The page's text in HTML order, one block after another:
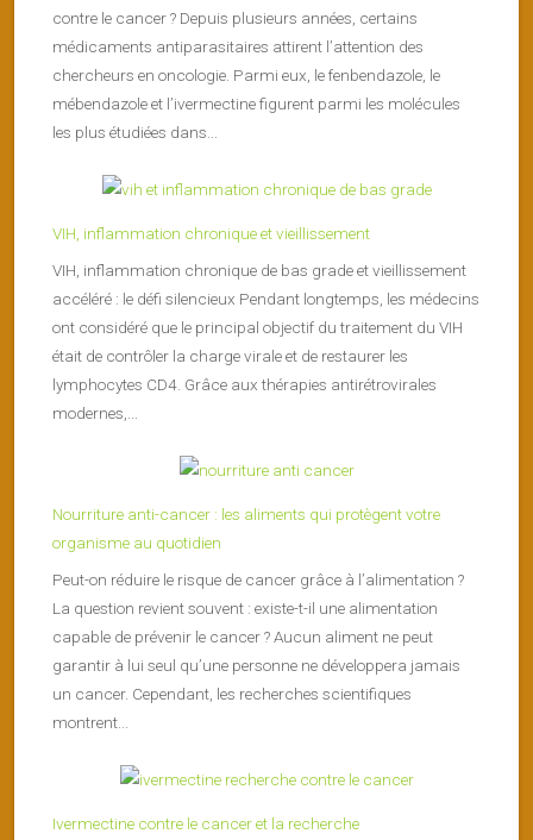
contre le cancer ? Depuis plusieurs années, certains
médicaments antiparasitaires attirent l’attention des
chercheurs en oncologie. Parmi eux, le fenbendazole, le
mébendazole et l’ivermectine figurent parmi les molécules
les plus étudiées dans...
VIH, inflammation chronique et vieillissement
VIH, inflammation chronique de bas grade et vieillissement
accéléré : le défi silencieux Pendant longtemps, les médecins
ont considéré que le principal objectif du traitement du VIH
était de contrôler la charge virale et de restaurer les
lymphocytes CD4. Grâce aux thérapies antirétrovirales
modernes,...
Nourriture anti-cancer : les aliments qui protègent votre
organisme au quotidien
Peut-on réduire le risque de cancer grâce à l’alimentation ?
La question revient souvent : existe-t-il une alimentation
capable de prévenir le cancer ? Aucun aliment ne peut
garantir à lui seul qu’une personne ne développera jamais
un cancer. Cependant, les recherches scientifiques
montrent...
Ivermectine contre le cancer et la recherche